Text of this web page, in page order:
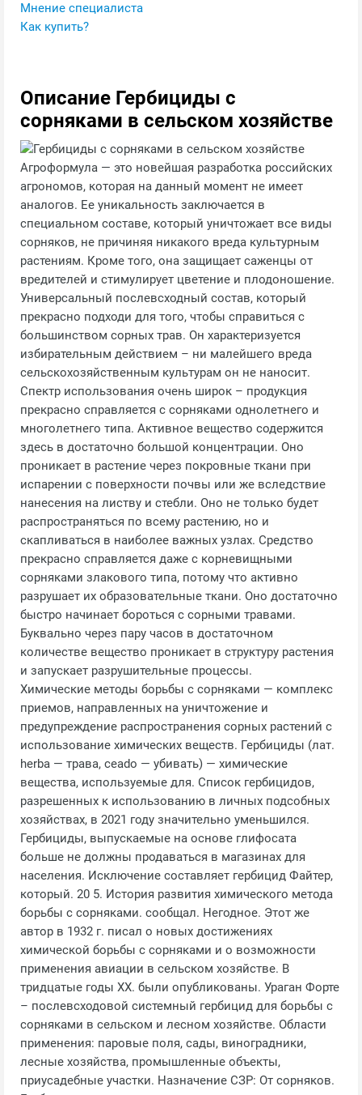
Мнение специалиста
Как купить?
Описание Гербициды с
сорняками в сельском хозяйстве
Агроформула — это новейшая разработка российских
агрономов, которая на данный момент не имеет
аналогов. Ее уникальность заключается в
специальном составе, который уничтожает все виды
сорняков, не причиняя никакого вреда культурным
растениям. Кроме того, она защищает саженцы от
вредителей и стимулирует цветение и плодоношение.
Универсальный послевсходный состав, который
прекрасно подходи для того, чтобы справиться с
большинством сорных трав. Он характеризуется
избирательным действием – ни малейшего вреда
сельскохозяйственным культурам он не наносит.
Спектр использования очень широк – продукция
прекрасно справляется с сорняками однолетнего и
многолетнего типа. Активное вещество содержится
здесь в достаточно большой концентрации. Оно
проникает в растение через покровные ткани при
испарении с поверхности почвы или же вследствие
нанесения на листву и стебли. Оно не только будет
распространяться по всему растению, но и
скапливаться в наиболее важных узлах. Средство
прекрасно справляется даже с корневищными
сорняками злакового типа, потому что активно
разрушает их образовательные ткани. Оно достаточно
быстро начинает бороться с сорными травами.
Буквально через пару часов в достаточном
количестве вещество проникает в структуру растения
и запускает разрушительные процессы.
Химические методы борьбы с сорняками — комплекс
приемов, направленных на уничтожение и
предупреждение распространения сорных растений с
использование химических веществ. Гербициды (лат.
herba — трава, ceado — убивать) — химические
вещества, используемые для. Список гербицидов,
разрешенных к использованию в личных подсобных
хозяйствах, в 2021 году значительно уменьшился.
Гербициды, выпускаемые на основе глифосата
больше не должны продаваться в магазинах для
населения. Исключение составляет гербицид Файтер,
который. 20 5. История развития химического метода
борьбы с сорняками. сообщал. Негодное. Этот же
автор в 1932 г. писал о новых достижениях
химической борьбы с сорняками и о возможности
применения авиации в сельском хозяйстве. В
тридцатые годы XX. были опубликованы. Ураган Форте
– послевсходовой системный гербицид для борьбы с
сорняками в сельском и лесном хозяйстве. Области
применения: паровые поля, сады, виноградники,
лесные хозяйства, промышленные объекты,
приусадебные участки. Назначение СЗР: От сорняков.